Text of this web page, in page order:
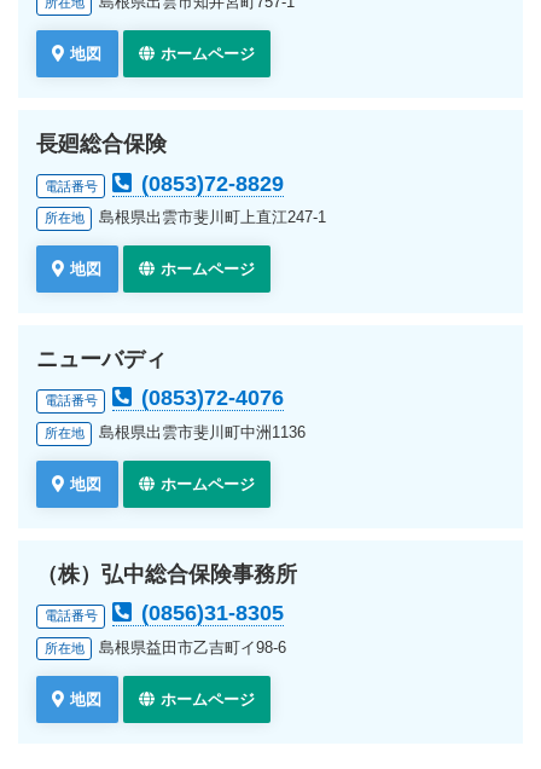
地図 ホームページ
長廻総合保険
電話番号 (0853)72-8829
所在地 島根県出雲市斐川町上直江247-1
地図 ホームページ
ニューバディ
電話番号 (0853)72-4076
所在地 島根県出雲市斐川町中洲1136
地図 ホームページ
（株）弘中総合保険事務所
電話番号 (0856)31-8305
所在地 島根県益田市乙吉町イ98-6
地図 ホームページ